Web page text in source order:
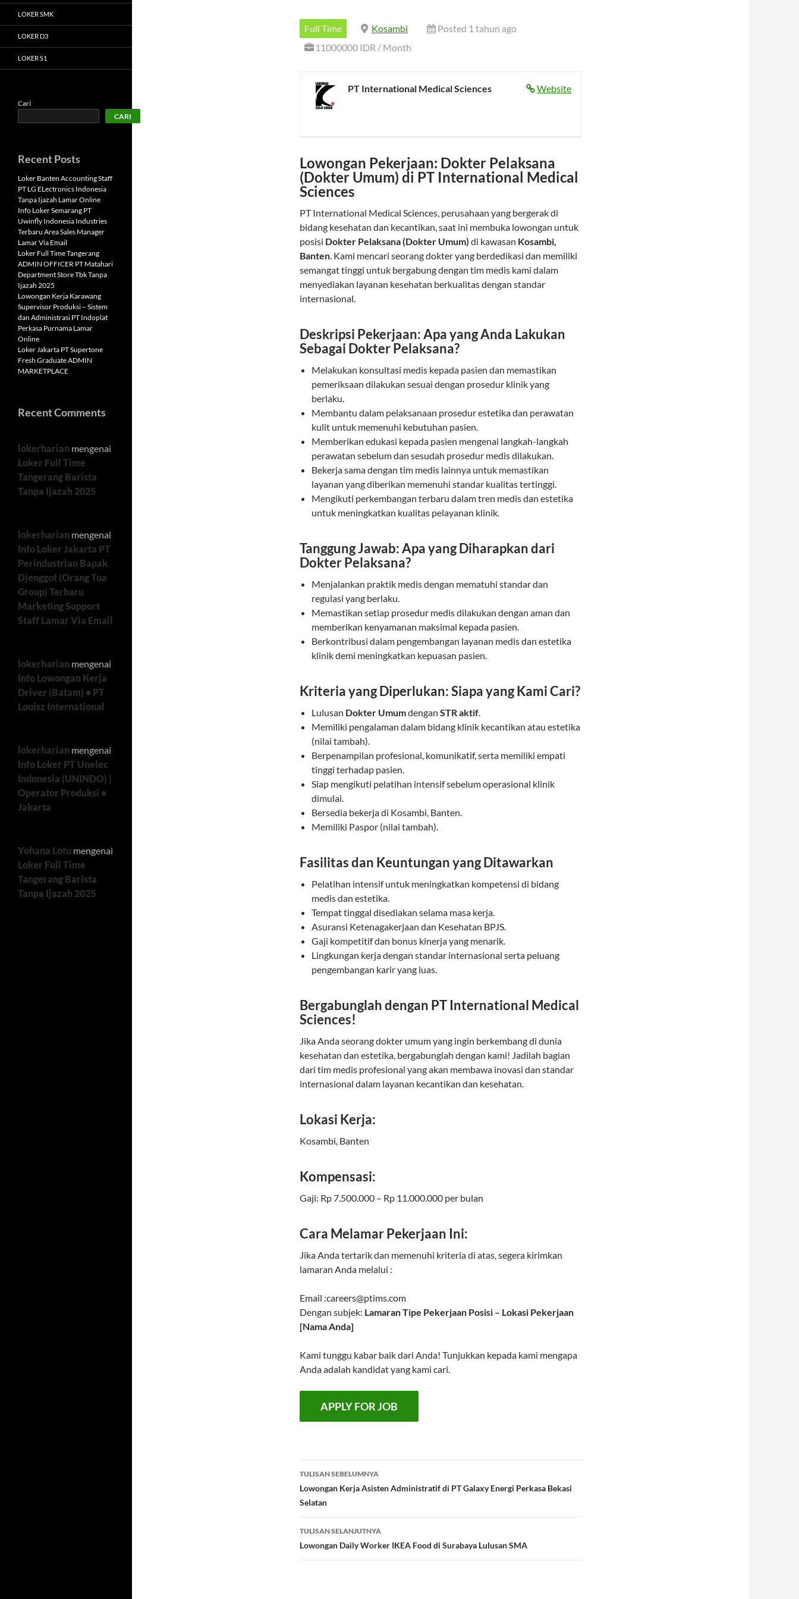
Full Time Kosambi
Posted 1 tahun ago
11000000 IDR / Month
Website
PT International Medical Sciences
Lowongan Pekerjaan: Dokter Pelaksana
(Dokter Umum) di PT International Medical
Sciences
PT International Medical Sciences, perusahaan yang bergerak di
bidang kesehatan dan kecantikan, saat ini membuka lowongan untuk
posisi Dokter Pelaksana (Dokter Umum) di kawasan Kosambi,
Banten. Kami mencari seorang dokter yang berdedikasi dan memiliki
semangat tinggi untuk bergabung dengan tim medis kami dalam
menyediakan layanan kesehatan berkualitas dengan standar
internasional.
Deskripsi Pekerjaan: Apa yang Anda Lakukan
Sebagai Dokter Pelaksana?
Melakukan konsultasi medis kepada pasien dan memastikan
pemeriksaan dilakukan sesuai dengan prosedur klinik yang
berlaku.
Membantu dalam pelaksanaan prosedur estetika dan perawatan
kulit untuk memenuhi kebutuhan pasien.
Memberikan edukasi kepada pasien mengenai langkah-langkah
perawatan sebelum dan sesudah prosedur medis dilakukan.
Bekerja sama dengan tim medis lainnya untuk memastikan
layanan yang diberikan memenuhi standar kualitas tertinggi.
Mengikuti perkembangan terbaru dalam tren medis dan estetika
untuk meningkatkan kualitas pelayanan klinik.
Tanggung Jawab: Apa yang Diharapkan dari
Dokter Pelaksana?
Menjalankan praktik medis dengan mematuhi standar dan
regulasi yang berlaku.
Memastikan setiap prosedur medis dilakukan dengan aman dan
memberikan kenyamanan maksimal kepada pasien.
Berkontribusi dalam pengembangan layanan medis dan estetika
klinik demi meningkatkan kepuasan pasien.
Kriteria yang Diperlukan: Siapa yang Kami Cari?
Lulusan Dokter Umumdengan STR aktif.
Memiliki pengalaman dalam bidang klinik kecantikan atau estetika
(nilai tambah).
Berpenampilan profesional, komunikatif, serta memiliki empati
tinggi terhadap pasien.
Siap mengikuti pelatihan intensif sebelum operasional klinik
dimulai.
Bersedia bekerja di Kosambi, Banten.
Memiliki Paspor (nilai tambah).
Fasilitas dan Keuntungan yang Ditawarkan
Pelatihan intensif untuk meningkatkan kompetensi di bidang
medis dan estetika.
Tempat tinggal disediakan selama masa kerja.
Asuransi Ketenagakerjaan dan Kesehatan BPJS.
Gaji kompetitif dan bonus kinerja yang menarik.
Lingkungan kerja dengan standar internasional serta peluang
pengembangan karir yang luas.
Bergabunglah dengan PT International Medical
Sciences!
Jika Anda seorang dokter umum yang ingin berkembang di dunia
kesehatan dan estetika, bergabunglah dengan kami! Jadilah bagian
dari tim medis profesional yang akan membawa inovasi dan standar
internasional dalam layanan kecantikan dan kesehatan.
Lokasi Kerja:
Kosambi, Banten
Kompensasi:
Gaji: Rp 7.500.000 – Rp 11.000.000 per bulan
Cara Melamar Pekerjaan Ini:
Jika Anda tertarik dan memenuhi kriteria di atas, segera kirimkan
lamaran Anda melalui :
Email :careers@ptims.com
Dengan subjek: Lamaran Tipe Pekerjaan Posisi – Lokasi Pekerjaan
[Nama Anda]
Kami tunggu kabar baik dari Anda! Tunjukkan kepada kami mengapa
Anda adalah kandidat yang kami cari.
Navigasi
Tulisan
TULISAN SEBELUMNYA
Lowongan Kerja Asisten Administratif di PT Galaxy Energi Perkasa Bekasi
Selatan
TULISAN SELANJUTNYA
Lowongan Daily Worker IKEA Food di Surabaya Lulusan SMA
LOKER SMK
LOKER D3
LOKER S1
Cari
CARI
Recent Posts
Loker Banten Accounting Staff
PT LG ELectronics Indonesia
Tanpa Ijazah Lamar Online
Info Loker Semarang PT
Uwinfly Indonesia Industries
Terbaru Area Sales Manager
Lamar Via Email
Loker Full Time Tangerang
ADMIN OFFICER PT Matahari
Department Store Tbk Tanpa
Ijazah 2025
Lowongan Kerja Karawang
Supervisor Produksi – Sistem
dan Administrasi PT Indoplat
Perkasa Purnama Lamar
Online
Loker Jakarta PT Supertone
Fresh Graduate ADMIN
MARKETPLACE
Recent Comments
lokerharian mengenai
Loker Full Time
Tangerang Barista
Tanpa Ijazah 2025
lokerharian mengenai
Info Loker Jakarta PT
Perindustrian Bapak
Djenggot (Orang Tua
Group) Terbaru
Marketing Support
Staff Lamar Via Email
lokerharian mengenai
Info Lowongan Kerja
Driver (Batam) • PT
Louisz International
lokerharian mengenai
Info Loker PT Unelec
Indonesia (UNINDO) |
Operator Produksi •
Jakarta
Yohana Lotu mengenai
Loker Full Time
Tangerang Barista
Tanpa Ijazah 2025